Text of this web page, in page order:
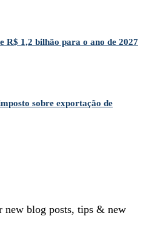
R$ 1,2 bilhão para o ano de 2027
sobre exportação de
new blog posts, tips & new